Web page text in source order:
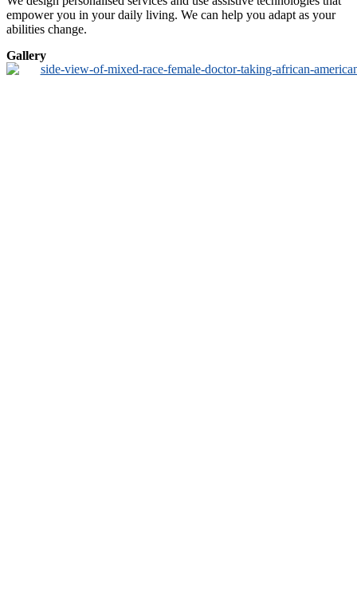
empower you in your daily living. We can help you adapt as your
abilities change.
Gallery